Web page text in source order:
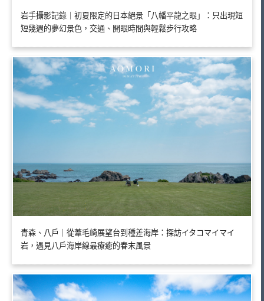
岩手攝影記錄｜初夏限定的日本絕景「八幡平龍之眼」：只出現短
短幾週的夢幻景色，交通、開眼時間與輕鬆步行攻略
青森、八戶｜從葦毛崎展望台到種差海岸：探訪イタコマイマイ
岩，遇見八戶海岸線最療癒的春末風景